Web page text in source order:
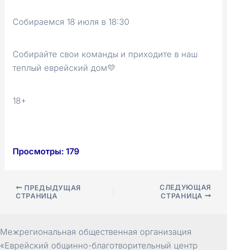
Собираемся 18 июля в 18:30
Собирайте свои команды и приходите в наш
теплый еврейский дом💛
18+
Просмотры: 179
Навигация
ПРЕДЫДУЩАЯ
СТРАНИЦА
СЛЕДУЮЩАЯ
СТРАНИЦА
Межрегиональная общественная организация
«Еврейский общинно-благотворительный центр